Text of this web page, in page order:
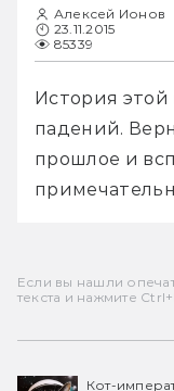
Алексей Ионов
23.11.2015
85339
История
падений.
прошлое и
Если вы нашли
текста и нажмите
Кот-